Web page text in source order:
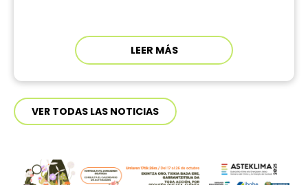
LEER MÁS
VER TODAS LAS NOTICIAS